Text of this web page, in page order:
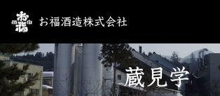
お福酒造株式会社
蔵見学